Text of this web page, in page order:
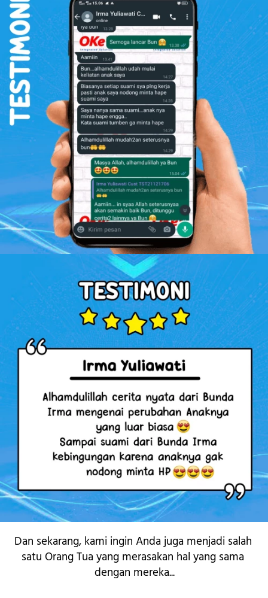
Dan sekarang, kami ingin Anda juga menjadi salah
satu Orang Tua yang merasakan hal yang sama
dengan mereka...